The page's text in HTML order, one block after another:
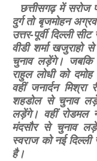
छत्तीसगढ़ में सरोज
दुर्ग तो बृजमोहन
उत्तर-पूर्वी दिल्ली
वीडी शर्मा
चुनाव लड़ेंगे।
राहुल लोधी को
वहीं जनार्दन
शहडोल से चुनाव
लड़ेंगे। वहीं रोडमल
मंदसौर से चुनाव
स्वराज को नई
है।